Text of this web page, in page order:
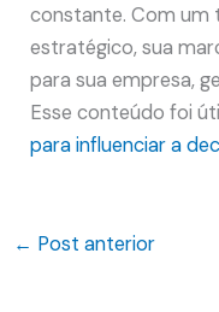
constante. Com um
estratégico, sua
para sua empresa,
Esse conteúdo foi
para influenciar a
← Post anterior